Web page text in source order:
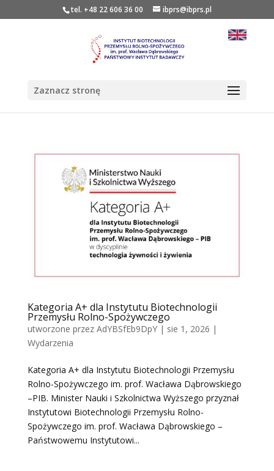
tel. +48 22 606 36 00 ibprs@ibprs.pl
Zaznacz stronę
Kategoria A+ dla Instytutu Biotechnologii
Przemysłu Rolno-Spożywczego
utworzone przez AdYBSfEb9DpY| sie 1, 2026 |
Wydarzenia
Kategoria A+ dla Instytutu Biotechnologii Przemysłu
Rolno-Spożywczego im. prof. Wacława Dąbrowskiego
–PIB. Minister Nauki i Szkolnictwa Wyższego przyznał
Instytutowi Biotechnologii Przemysłu Rolno-
Spożywczego im. prof. Wacława Dąbrowskiego –
Państwowemu Instytutowi...